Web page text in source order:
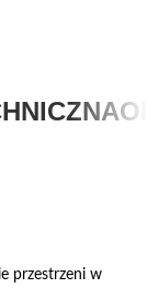
przestrzeni w